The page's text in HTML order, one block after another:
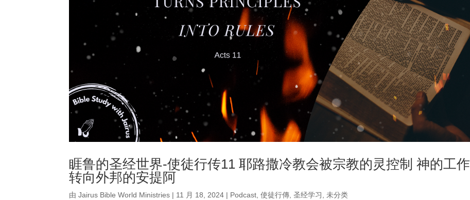
睚鲁的圣经世界-使徒行传11 耶路撒冷教会被宗教的灵控制 神的工作
转向外邦的安提阿
由Jairus Bible World Ministries | 11 月 18, 2024 | Podcast,使徒行傳,圣经学习,未分类